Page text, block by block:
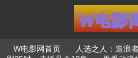
W电影网首页 人选之人：造浪